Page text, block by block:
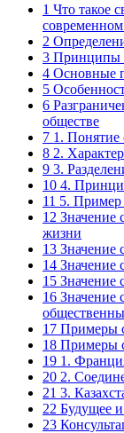
1 Что такое
2
3 Принципы
4 Основные
5
6
обществе
7 1. Понятие
8 2.
9 3.
10 4.
11 5. Пример
12 Значение
жизни
13 Значение
14 Значение
15 Значение
16 Значение
17 Примеры
18 Примеры
19 1.
20 2.
21 3.
22 Будущее и
23